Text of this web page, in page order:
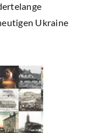
Ukraine